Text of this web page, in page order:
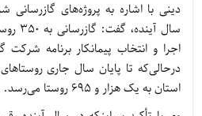
دینی با اشاره به پروژه‌های گازرسانی
سال
اجرا و انتخاب پیمانکار برنامه شرکت
درحالی‌که تا پایان سال جاری
استان به یک هزار و 695 روستا می‌رسد.